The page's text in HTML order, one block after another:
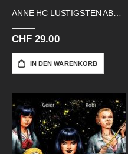
CHF 29.00
IN DEN WARENKORB